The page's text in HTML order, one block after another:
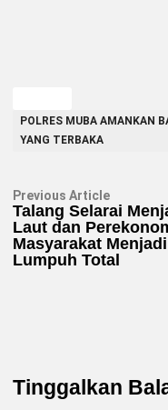
POLRES MUBA AMANKAN
YANG TERBAKA
Navigasi
pos
Previous ArticlePrevious
article:
Talang Selarai
Laut dan
Masyarakat Menjadi
Lumpuh Total
Tinggalkan